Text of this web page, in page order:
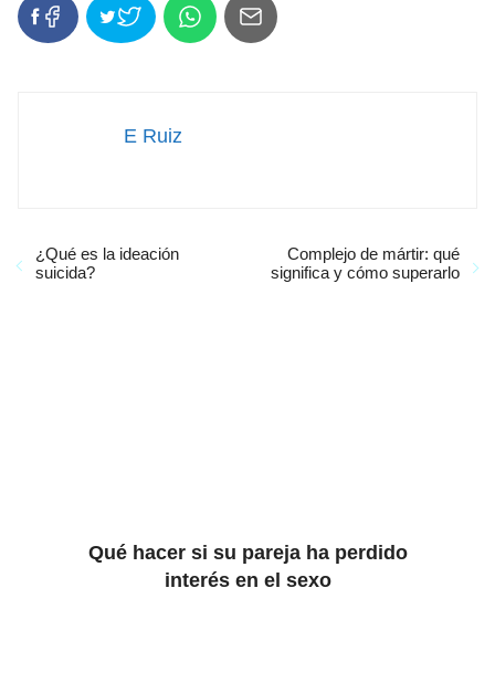
E Ruiz
¿Qué es la ideación
suicida?
Complejo de mártir: qué
significa y cómo superarlo
Qué hacer si su pareja ha perdido
interés en el sexo